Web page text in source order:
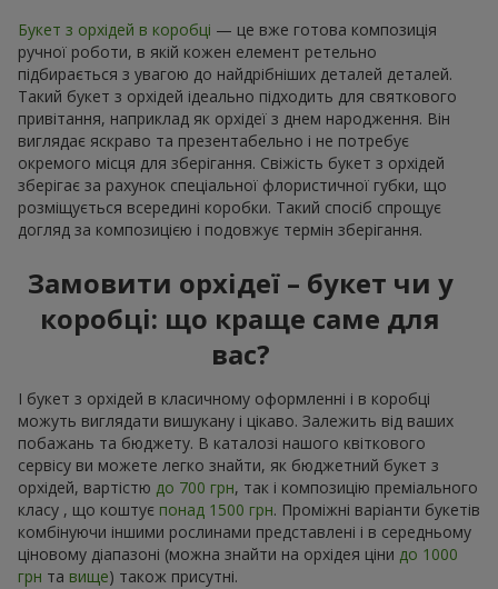
Букет з орхідей в коробці — це вже готова композиція
ручної роботи, в якій кожен елемент ретельно
підбирається з увагою до найдрібніших деталей деталей.
Такий букет з орхідей ідеально підходить для святкового
привітання, наприклад як орхідеї з днем народження. Він
виглядає яскраво та презентабельно і не потребує
окремого місця для зберігання. Свіжість букет з орхідей
зберігає за рахунок спеціальної флористичної губки, що
розміщується всередині коробки. Такий спосіб спрощує
догляд за композицією і подовжує термін зберігання.
Замовити орхідеї – букет чи у
коробці: що краще саме для
вас?
І букет з орхідей в класичному оформленні і в коробці
можуть виглядати вишукану і цікаво. Залежить від ваших
побажань та бюджету. В каталозі нашого квіткового
сервісу ви можете легко знайти, як бюджетний букет з
орхідей, вартістю до 700 грн, так і композицію преміального
класу , що коштує понад 1500 грн. Проміжні варіанти букетів
комбінуючи іншими рослинами представлені і в середньому
ціновому діапазоні (можна знайти на орхідея ціни до 1000
грн та вище) також присутні.